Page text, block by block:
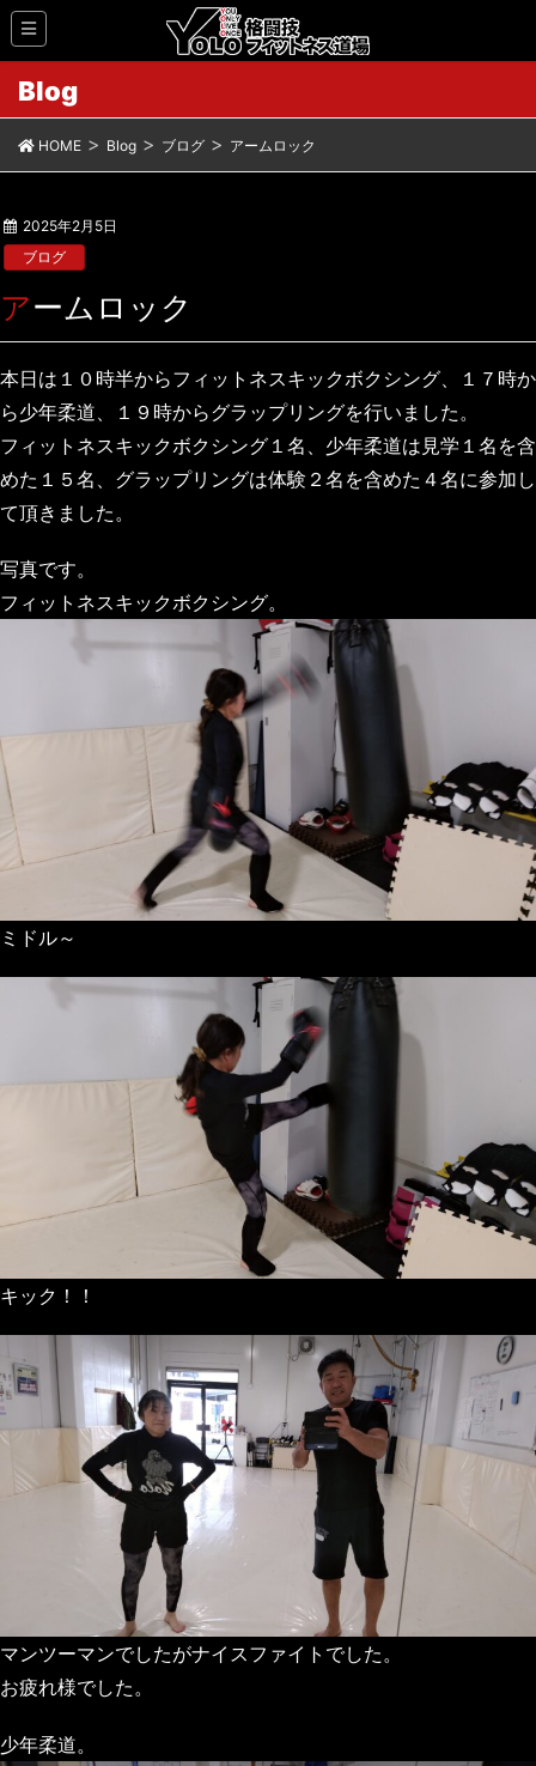
Blog
HOME Blog ブログ アームロック
2025年2月5日
ブログ
アームロック
本日は１０時半からフィットネスキックボクシング、１７時か
ら少年柔道、１９時からグラップリングを行いました。
フィットネスキックボクシング１名、少年柔道は見学１名を含
めた１５名、グラップリングは体験２名を含めた４名に参加し
て頂きました。
写真です。
フィットネスキックボクシング。
ミドル～
キック！！
マンツーマンでしたがナイスファイトでした。
お疲れ様でした。
少年柔道。